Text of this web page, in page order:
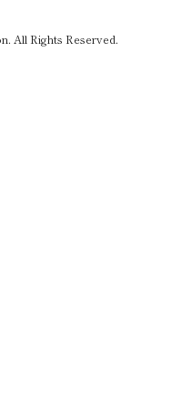
All Rights Reserved.